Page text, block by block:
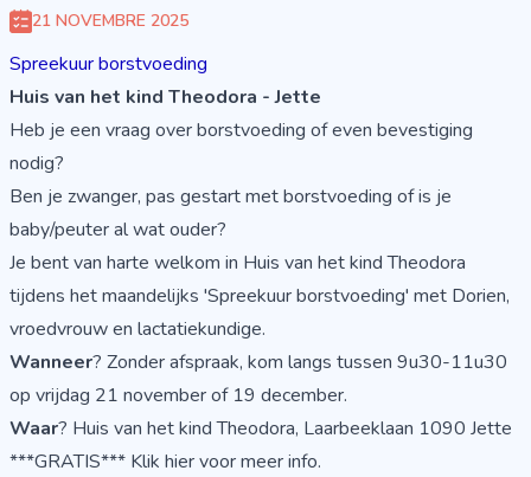
21 NOVEMBRE 2025
Spreekuur borstvoeding
Huis van het kind Theodora - Jette
Heb je een vraag over borstvoeding of even bevestiging
nodig?
Ben je zwanger, pas gestart met borstvoeding of is je
baby/peuter al wat ouder?
Je bent van harte welkom in Huis van het kind Theodora
tijdens het maandelijks 'Spreekuur borstvoeding' met Dorien,
vroedvrouw en lactatiekundige.
Wanneer? Zonder afspraak, kom langs tussen 9u30-11u30
op vrijdag 21 november of 19 december.
Waar? Huis van het kind Theodora, Laarbeeklaan 1090 Jette
***GRATIS*** Klik hier voor meer info.